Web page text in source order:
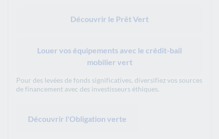
Découvrir le Prêt Vert
Louer vos équipements avec le crédit-bail
mobilier vert
Pour des levées de fonds significatives, diversifiez vos sources
de financement avec des investisseurs éthiques.
Découvrir l'Obligation verte